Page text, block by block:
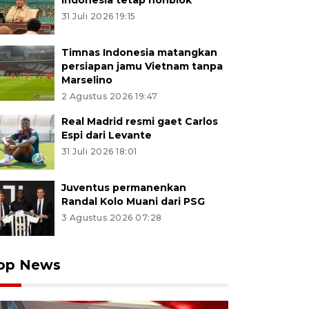
31 Juli 2026 19:15
Timnas Indonesia matangkan
persiapan jamu Vietnam tanpa
Marselino
2 Agustus 2026 19:47
Real Madrid resmi gaet Carlos
Espi dari Levante
31 Juli 2026 18:01
Juventus permanenkan
Randal Kolo Muani dari PSG
3 Agustus 2026 07:28
News